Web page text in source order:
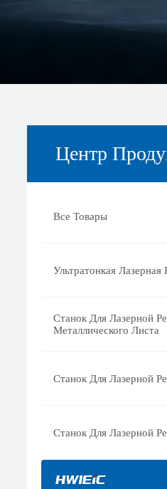
Центр
Все Товары
Ультратонкая
Станок Для Лазерной
Металлического Листа
Станок Для Лазерной
Станок Для Лазерной